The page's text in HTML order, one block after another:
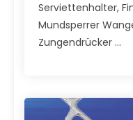
Serviettenhalter,
Mundsperrer
Zungendrücker ...